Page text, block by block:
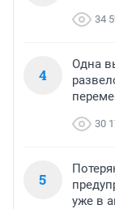
34
4
Одна
30
5
уже в